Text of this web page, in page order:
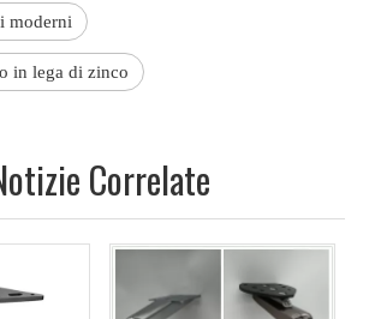
moderni
in lega di zinco
Correlate